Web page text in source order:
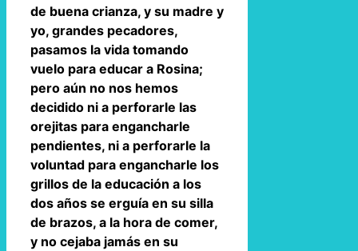
de buena crianza, y su madre y
yo, grandes pecadores,
pasamos la vida tomando
vuelo para educar a Rosina;
pero aún no nos hemos
decidido ni a perforarle las
orejitas para engancharle
pendientes, ni a perforarle la
voluntad para engancharle los
grillos de la educación a los
dos años se erguía en su silla
de brazos, a la hora de comer,
y no cejaba jamás en su